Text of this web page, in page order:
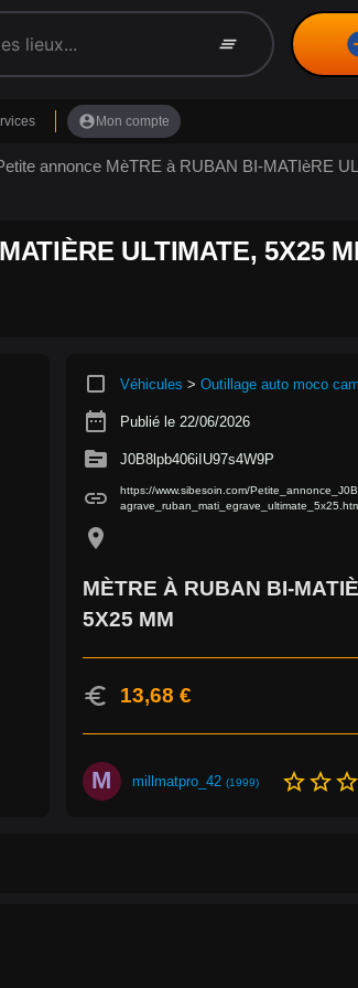
clear_all
account_circle Mon compte
annonce MèTRE à RUBAN BI-MATIèRE
ULTIMATE, 5X25
crop_square Véhicules > Outillage auto moco
date_range Publié le 22/06/2026
source J0B8lpb406iIU97s4W9P
link
https://www.sibesoin.com/
location_on
MÈTRE À RUBAN BI-
5X25 MM
euro 13,68 €
M millmatpro_42 (1999) star_borderstar_borderstar_border